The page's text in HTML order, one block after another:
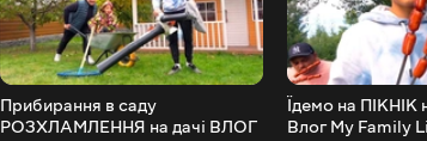
Прибирання в саду
РОЗХЛАМЛЕННЯ на дачі ВЛОГ
Їдемо на ПІКНІК
Влог My Family